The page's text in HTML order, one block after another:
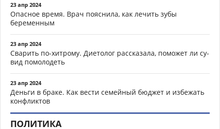
23 апр 2024
Опасное время. Врач пояснила, как лечить зубы
беременным
23 апр 2024
Сварить по-хитрому. Диетолог рассказала, поможет ли су-
вид помолодеть
23 апр 2024
Деньги в браке. Как вести семейный бюджет и избежать
конфликтов
ПОЛИТИКА